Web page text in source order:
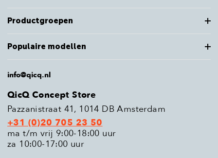
Productgroepen
Populaire modellen
info@qicq.nl
QicQ Concept Store
Pazzanistraat 41, 1014 DB Amsterdam
+31 (0)20 705 23 50
ma t/m vrij 9:00-18:00 uur
za 10:00-17:00 uur